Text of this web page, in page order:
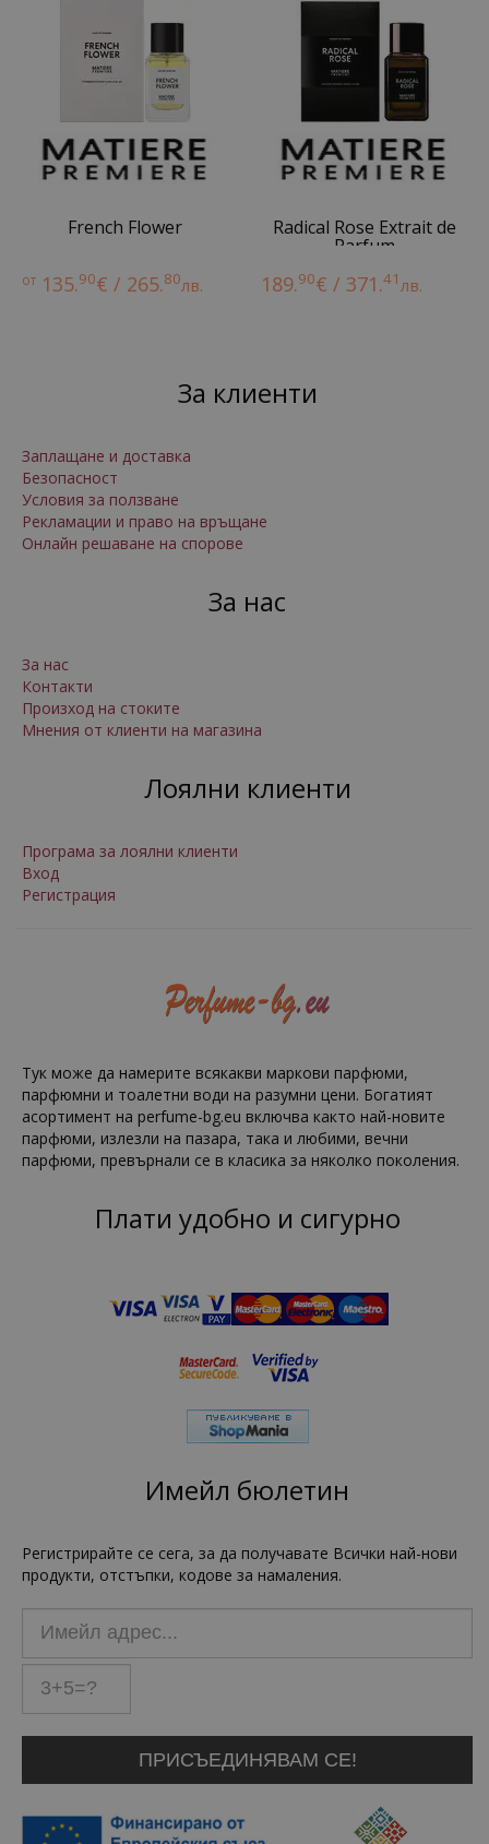
French Flower
от 135.90€ / 265.80лв.
Radical Rose Extrait de
Parfum
189.90€ / 371.41лв.
За клиенти
Заплащане и доставка
Безопасност
Условия за ползване
Рекламации и право на връщане
Онлайн решаване на спорове
За нас
За нас
Контакти
Произход на стоките
Мнения от клиенти на магазина
Лоялни клиенти
Програма за лоялни клиенти
Вход
Регистрация
Тук може да намерите всякакви маркови парфюми,
парфюмни и тоалетни води на разумни цени. Богатият
асортимент на perfume-bg.eu включва както най-новите
парфюми, излезли на пазара, така и любими, вечни
парфюми, превърнали се в класика за няколко поколения.
Плати удобно и сигурно
Имейл бюлетин
Регистрирайте се сега, за да получавате Всички най-нови
продукти, отстъпки, кодове за намаления.